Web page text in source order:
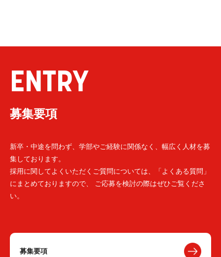
ENTRY
募集要項
新卒・中途を問わず、学部やご経験に関係なく、幅広く人材を募
集しております。
採用に関してよくいただくご質問については、「よくある質問」
にまとめておりますので、 ご応募を検討の際はぜひご覧くださ
い。
募集要項